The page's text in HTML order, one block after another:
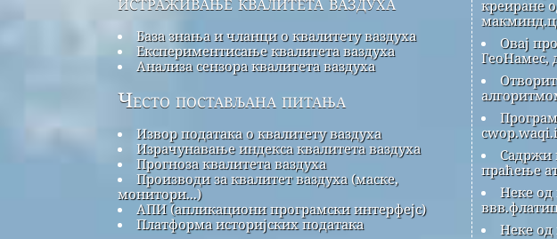
База знања и чланци о квалитету ваздуха
Експериментисање квалитета ваздуха
Анализа сензора квалитета ваздуха
Често постављана питања
Извор података о квалитету ваздуха
Израчунавање индекса квалитета ваздуха
Прогноза квалитета ваздуха
Производи за квалитет ваздуха (маске,
монитори...)
АПИ (апликациони програмски интерфејс)
Платформа историјских података
креиране
Овај
ГеоНамес,
Садржи
праћење
Неке од
Неке од